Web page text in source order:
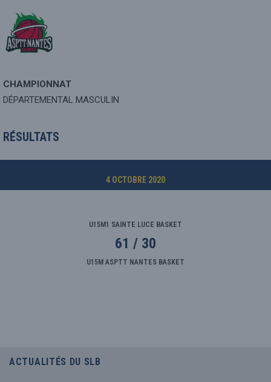
CHAMPIONNAT
DÉPARTEMENTAL MASCULIN
RÉSULTATS
4 OCTOBRE 2020
U15M1 SAINTE LUCE BASKET
61 / 30
U15M ASPTT NANTES BASKET
ACTUALITÉS DU SLB